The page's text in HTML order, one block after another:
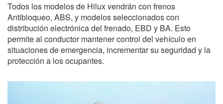
Todos los modelos de Hilux vendrán con frenos
Antibloqueo, ABS, y modelos seleccionados con
distribución electrónica del frenado, EBD y BA. Esto
permite al conductor mantener control del vehículo en
situaciones de emergencia, incrementar su seguridad y la
protección a los ocupantes.